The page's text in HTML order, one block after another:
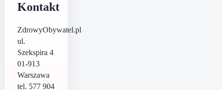
Kontakt
ZdrowyObywatel.pl
ul.
Szekspira 4
01-913
Warszawa
tel. 577 904